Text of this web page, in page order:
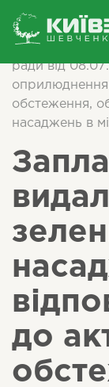
/
Інформація
ради від
оприлюднення
обстеження,
насаджень в
до